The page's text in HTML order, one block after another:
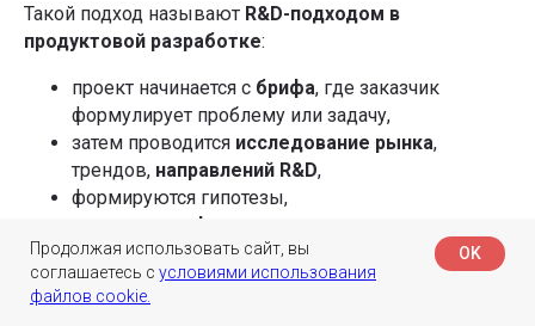
Такой подход называют R&D-подходом в
продуктовой разработке:
проект начинается с брифа, где заказчик
формулирует проблему или задачу,
затем проводится исследование рынка,
трендов, направлений R&D,
формируются гипотезы,
цифровые прототипы
и только после в работу уходит MVP или
готовый продукт.
+7
Я даюСогласие на обработку перс.данныхна условиях
Политики конфиденциальности
Я даюСогласие на получение информационно-
рекламных рассылок
Узнать подробнее
Продолжая использовать сайт, вы
соглашаетесь с условиями использования
файлов cookie.
OK